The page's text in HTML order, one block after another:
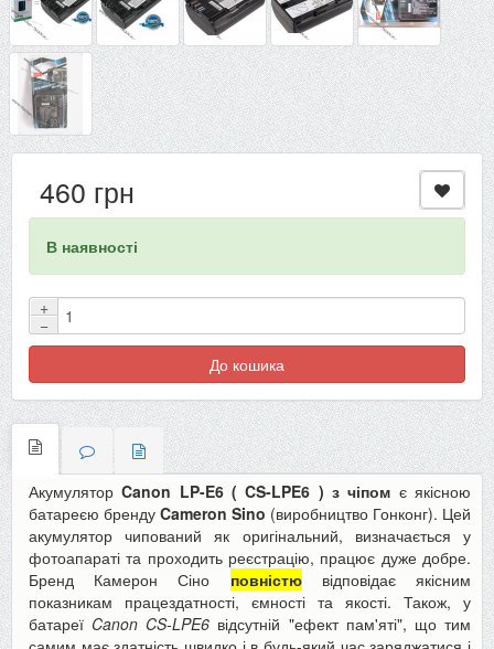
460 грн
В наявності
+
−
До кошика
АкумуляторCanon LP-E6 ( CS-LPE6 ) з чіпом є якісною
батареєю бренду Cameron Sino (виробництво Гонконг). Цей
акумулятор чипований як оригінальний, визначається у
фотоапараті та проходить реєстрацію, працює дуже добре.
Бренд Камерон Сіно повністювідповідає якісним
показникам працездатності, ємності та якості. Також, у
батареї Canon CS-LPE6 відсутній "ефект пам'яті", що тим